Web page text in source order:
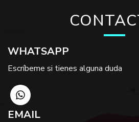
WHATSAPP
Escríbeme si tienes alguna duda
EMAIL